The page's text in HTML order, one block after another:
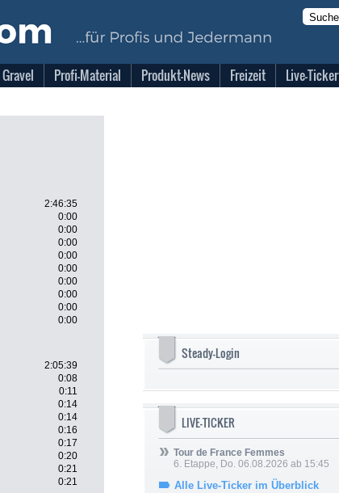
Gravel Profi-Material Produkt-News Freizeit Live-Ticker
2:46:35
0:00
0:00
0:00
0:00
0:00
0:00
0:00
0:00
0:00
2:05:39
0:08
0:11
0:14
0:14
0:16
0:17
0:20
0:21
0:21
Steady-Login
LIVE-TICKER
Tour de France Femmes
6. Etappe, Do. 06.08.2026 ab 15:45
Alle Live-Ticker im Überblick